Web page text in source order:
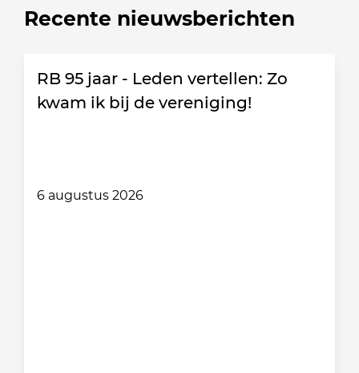
Recente nieuwsberichten
RB 95 jaar - Leden vertellen: Zo
kwam ik bij de vereniging!
6 augustus 2026